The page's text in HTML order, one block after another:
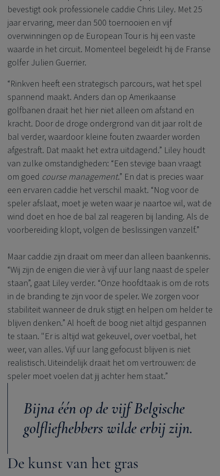
bevestigt ook professionele caddie Chris Liley. Met 25
jaar ervaring, meer dan 500 toernooien en vijf
overwinningen op de European Tour is hij een vaste
waarde in het circuit. Momenteel begeleidt hij de Franse
golfer Julien Guerrier.
“Rinkven heeft een strategisch parcours, wat het spel
spannend maakt. Anders dan op Amerikaanse
golfbanen draait het hier niet alleen om afstand en
kracht. Door de droge ondergrond van dit jaar rolt de
bal verder, waardoor kleine fouten zwaarder worden
afgestraft. Dat maakt het extra uitdagend.” Liley houdt
van zulke omstandigheden: “Een stevige baan vraagt
om goed course management.” En dat is precies waar
een ervaren caddie het verschil maakt. “Nog voor de
speler afslaat, moet je weten waar je naartoe wil, wat de
wind doet en hoe de bal zal reageren bij landing. Als de
voorbereiding klopt, volgen de beslissingen vanzelf.”
Maar caddie zijn draait om meer dan alleen baankennis.
“Wij zijn de enigen die vier à vijf uur lang naast de speler
staan”, gaat Liley verder. “Onze hoofdtaak is om de rots
in de branding te zijn voor de speler. We zorgen voor
stabiliteit wanneer de druk stijgt en helpen om helder te
blijven denken.” Al hoeft de boog niet altijd gespannen
te staan. "Er is altijd wat gekeuvel, over voetbal, het
weer, van alles. Vijf uur lang gefocust blijven is niet
realistisch. Uiteindelijk draait het om vertrouwen: de
speler moet voelen dat jij achter hem staat.”
Bijna één op de vijf Belgische
golfliefhebbers wilde erbij zijn.
De kunst van het gras